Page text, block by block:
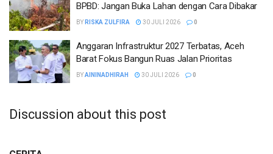
BPBD: Jangan Buka Lahan dengan Cara Dibakar
BY RISKA ZULFIRA 30 JULI 2026 0
Anggaran Infrastruktur 2027 Terbatas, Aceh
Barat Fokus Bangun Ruas Jalan Prioritas
BYAININADHIRAH 30 JULI 2026 0
Discussion about this post